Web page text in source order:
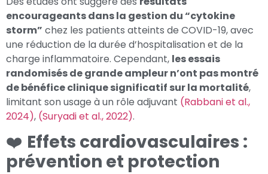
encourageants dans la gestion du “cytokine
storm” chez les patients atteints de COVID-19, avec
une réduction de la durée d’hospitalisation et de la
charge inflammatoire. Cependant, les essais
randomisés de grande ampleur n’ont pas montré
de bénéfice clinique significatif sur la mortalité,
limitant son usage à un rôle adjuvant (Rabbani et al.,
2024), (Suryadi et al., 2022).
❤️ Effets cardiovasculaires :
prévention et protection